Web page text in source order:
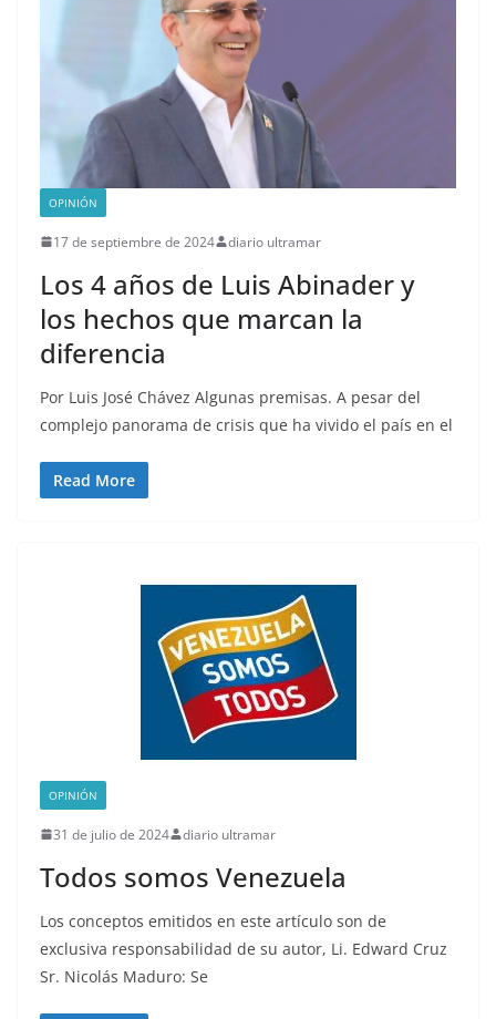
OPINIÓN
17 de septiembre de 2024 diario ultramar
Los 4 años de Luis Abinader y
los hechos que marcan la
diferencia
Por Luis José Chávez Algunas premisas. A pesar del
complejo panorama de crisis que ha vivido el país en el
Read More
OPINIÓN
31 de julio de 2024 diario ultramar
Todos somos Venezuela
Los conceptos emitidos en este artículo son de
exclusiva responsabilidad de su autor, Li. Edward Cruz
Sr. Nicolás Maduro: Se